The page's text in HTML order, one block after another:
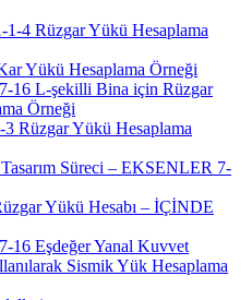
4 Rüzgar Yükü Hesaplama
Yükü Hesaplama Örneği
16 L-şekilli Bina için Rüzgar
Örneği
Rüzgar Yükü Hesaplama
Süreci – EKSENLER 7-
Yükü Hesabı – İÇİNDE
16 Eşdeğer Yanal Kuvvet
Sismik Yük Hesaplama